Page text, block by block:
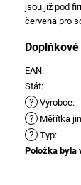
jsou již pod
červená pro
EAN:
Stát:
? Výrobce:
? Měřítka
? Typ:
Položka byla